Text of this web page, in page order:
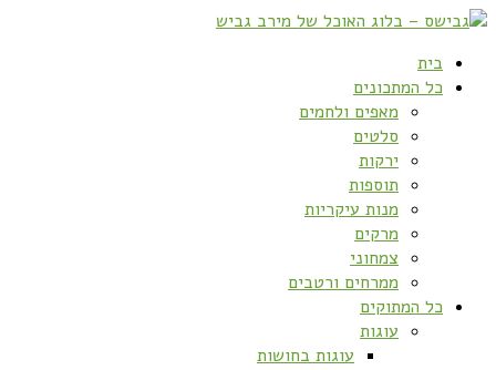
בית
כל המתכונים
מאפים ולחמים
סלטים
ירקות
תוספות
מנות עיקריות
מרקים
צמחוני
ממרחים ורטבים
כל המתוקים
עוגות
עוגות בחושות